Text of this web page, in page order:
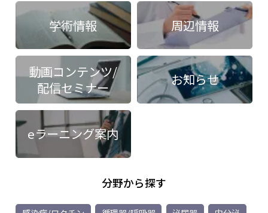
学術情報 周辺情報
動画コンテンツ/
配信セミナー
お知らせ
eラーニング案内
分野から探す